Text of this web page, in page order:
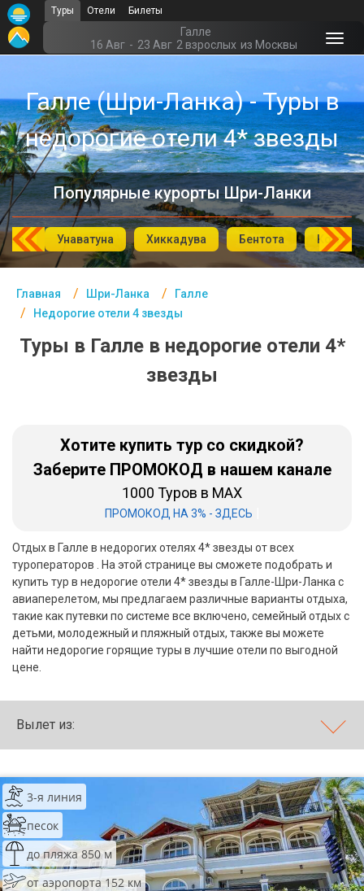
Туры Отели Билеты
Галле
16 Авг - 23 Авг 2 взрослых из Москвы
Галле (Шри-Ланка) - Туры в
недорогие отели 4* звезды
Популярные курорты Шри-Ланки
Унаватуна Хиккадува Бентота Коггала
Главная Шри-Ланка
Галле
Недорогие отели 4 звезды
Туры в Галле в недорогие отели 4*
звезды
Хотите купить тур со скидкой?
Заберите ПРОМОКОД в нашем канале
1000 Туров в MAX
ПРОМОКОД НА 3% - ЗДЕСЬ
Отдых в Галле в недорогих отелях 4* звезды от всех
туроператоров . На этой странице вы сможете подобрать и
купить тур в недорогие отели 4* звезды в Галле-Шри-Ланка с
авиаперелетом, мы предлагаем различные варианты отдыха,
такие как путевки по системе все включено, семейный отдых с
детьми, молодежный и пляжный отдых, также вы можете
найти недорогие горящие туры в лучшие отели по выгодной
цене.
Вылет из:
3-я линия
песок
до пляжа 850 м
от аэропорта 152 км
Главная
Офис г. Москва
Помощь
Подборки отелей
Турция
Таиланд
Египет
Хайнань
Занзибар
Абхазия
Большой Сочи
Кав Мин Воды
VIP отели 5 звезд
ТОП 10 лучших отелей 5*
ТОП 10 недорогих отелей
5*
Лучшие отели 4* звезды
Недорогие отели 4*